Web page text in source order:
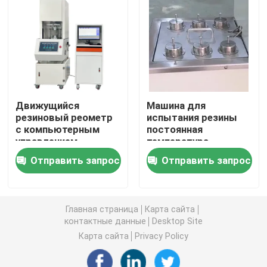
Универсальная испытательная машина
экологическая испытывая машина
Динамическая балансировочная машина
Резиновая испытывая машина
Оборудование для испытаний пластиковых
упаковывая испытывая аппаратуры
гарантией Качество
от 0,3 до 2 кг
смешивания резины
0,3 до 2 кг
Движущийся
резиновый реометр
с компьютерным
управлением,
соответствующий
стандарту ASTM
D5289
Отправить запрос
Машина для
испытания резины
постоянная
температура
резистора резины
нефтяной резервуар
со стандартной ISO-
Отправить запрос
Главная страница
Карта сайта
контактные данные
Desktop Site
Карта сайта
Privacy Policy